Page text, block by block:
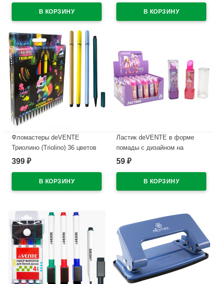
арт.5070609 (Ст12)
каучуковый держатель,
синий, 0,5мм, масло
Фломастеры deVENTE
Триолино (Triolino) 36 цветов
трехгранные картонная
399 ₽
Ластик deVENTE в форме
помады с дизайном на
корпусе арт.8030619
59 ₽